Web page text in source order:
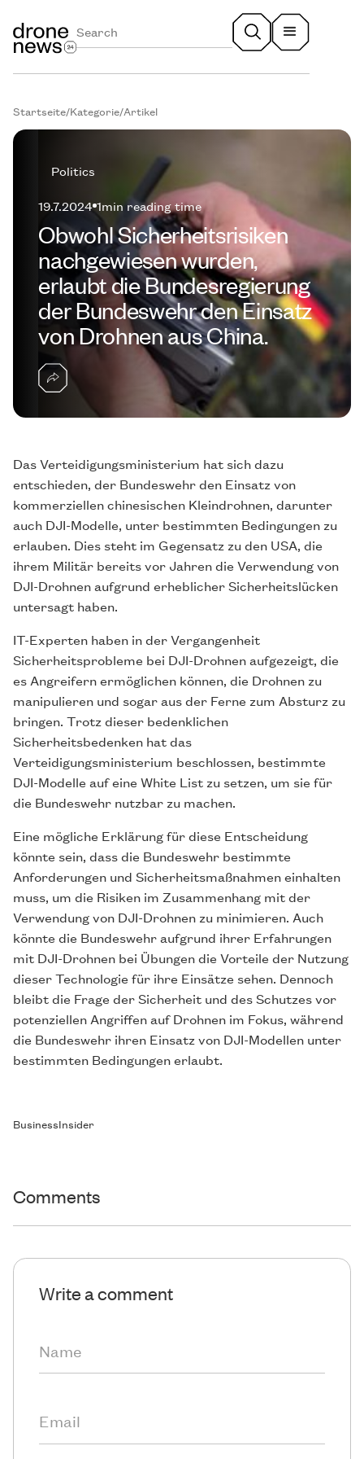
Startseite/Kategorie/Artikel
Politics
19.7.2024 1min reading time
Obwohl Sicherheitsrisiken
nachgewiesen wurden,
erlaubt die Bundesregierung
der Bundeswehr den Einsatz
von Drohnen aus China.
Das Verteidigungsministerium hat sich dazu
entschieden, der Bundeswehr den Einsatz von
kommerziellen chinesischen Kleindrohnen, darunter
auch DJI-Modelle, unter bestimmten Bedingungen zu
erlauben. Dies steht im Gegensatz zu den USA, die
ihrem Militär bereits vor Jahren die Verwendung von
DJI-Drohnen aufgrund erheblicher Sicherheitslücken
untersagt haben.
IT-Experten haben in der Vergangenheit
Sicherheitsprobleme bei DJI-Drohnen aufgezeigt, die
es Angreifern ermöglichen können, die Drohnen zu
manipulieren und sogar aus der Ferne zum Absturz zu
bringen. Trotz dieser bedenklichen
Sicherheitsbedenken hat das
Verteidigungsministerium beschlossen, bestimmte
DJI-Modelle auf eine White List zu setzen, um sie für
die Bundeswehr nutzbar zu machen.
Eine mögliche Erklärung für diese Entscheidung
könnte sein, dass die Bundeswehr bestimmte
Anforderungen und Sicherheitsmaßnahmen einhalten
muss, um die Risiken im Zusammenhang mit der
Verwendung von DJI-Drohnen zu minimieren. Auch
könnte die Bundeswehr aufgrund ihrer Erfahrungen
mit DJI-Drohnen bei Übungen die Vorteile der Nutzung
dieser Technologie für ihre Einsätze sehen. Dennoch
bleibt die Frage der Sicherheit und des Schutzes vor
potenziellen Angriffen auf Drohnen im Fokus, während
die Bundeswehr ihren Einsatz von DJI-Modellen unter
bestimmten Bedingungen erlaubt.
BusinessInsider
Comments
Write a comment